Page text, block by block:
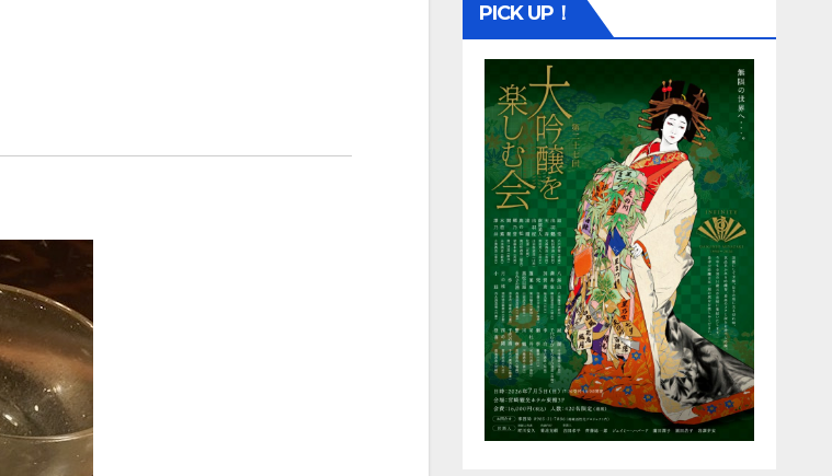
PICK UP！